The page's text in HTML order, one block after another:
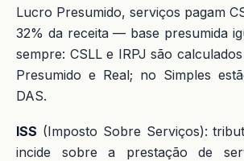
Lucro Presumido, serviços pagam
32% da receita — base presumida
sempre: CSLL e IRPJ são
Presumido e Real; no Simples
DAS.
ISS (Imposto Sobre Serviços):
incide sobre a prestação de